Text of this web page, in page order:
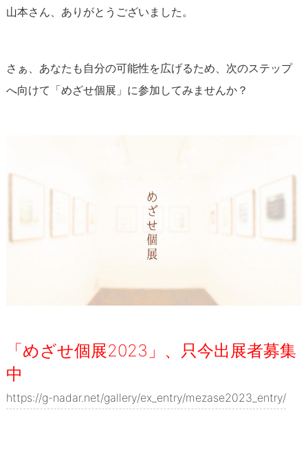
山本さん、ありがとうございました。
さぁ、あなたも自分の可能性を広げるため、次のステップ
へ向けて「めざせ個展」に参加してみませんか？
「めざせ個展2023」、只今出展者募集
中
https://g-nadar.net/gallery/ex_entry/mezase2023_entry/